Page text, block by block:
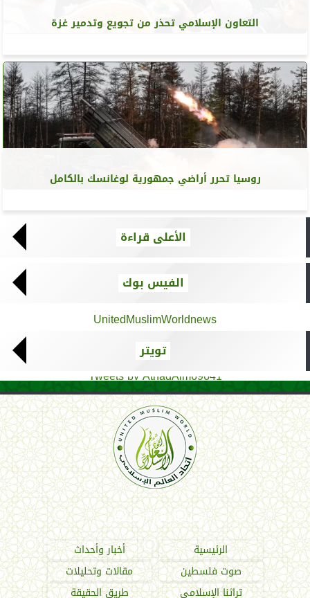
التعاون الإسلامي تحذر من تجويع وتدمير غزة
روسيا تحرر أراضي جمهورية لوغانسك بالكامل
الأعلى قراءة
الفيس بوك
UnitedMuslimWorldnews
تويتر
Tweets by AthadAlm69641
اتحاد العالم الإسلامي
الرئيسية
أخبار وأحداث
صوت فلسطين
مقالات وتحليلات
تراثنا الإسلامي
طريق الحقيقة